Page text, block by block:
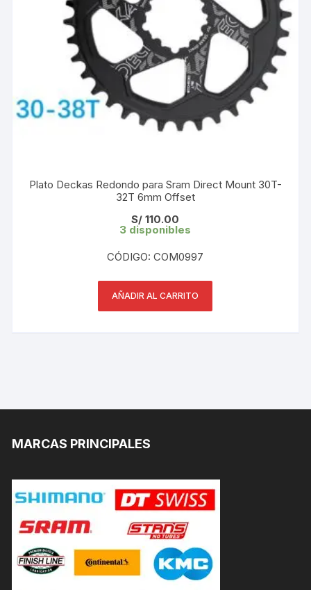
Plato Deckas Redondo para Sram Direct Mount 30T-
32T 6mm Offset
S/ 110.00
3 disponibles
CÓDIGO: COM0997
AÑADIR AL CARRITO
MARCAS PRINCIPALES